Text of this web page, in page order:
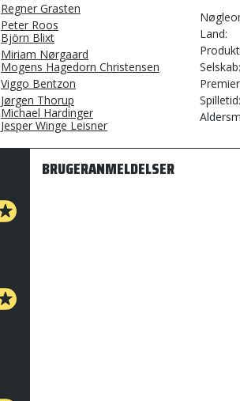
Regner Grasten
Peter Roos
Björn Blixt
Miriam Nørgaard
Mogens Hagedorn Christensen
Viggo Bentzon
Jørgen Thorup
Michael Hardinger
Jesper Winge Leisner
Land
Selskab
Spilletid
BRUGERANMELDELSER